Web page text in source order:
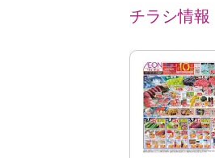
チラシ情報